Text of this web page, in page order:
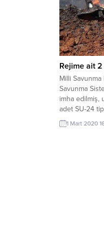
Rejime ait 2
Milli Savunma
Savunma
imha edilmiş,
adet SU-24
1 Mart 2020